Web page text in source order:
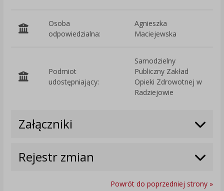
Osoba
odpowiedzialna:
Agnieszka
Maciejewska
Podmiot
udostępniający:
Samodzielny
Publiczny Zakład
Opieki Zdrowotnej w
Radziejowie
Załączniki
Rejestr zmian
Powrót do poprzedniej strony »